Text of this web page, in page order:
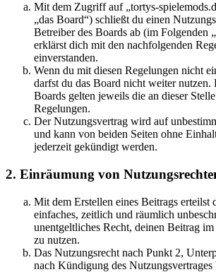
Mit dem Zugriff auf „tortys-
„das Board“) schließt du einen
Betreiber des Boards ab (im Folgenden
erklärst dich mit den nachfolgenden
einverstanden.
Wenn du mit diesen Regelungen nicht
darfst du das Board nicht weiter nutzen.
Boards gelten jeweils die an dieser
Regelungen.
Der Nutzungsvertrag wird auf
und kann von beiden Seiten ohne
jederzeit gekündigt werden.
2. Einräumung von
Mit dem Erstellen eines Beitrags erteilst
einfaches, zeitlich und räumlich
unentgeltliches Recht, deinen Beitrag
zu nutzen.
Das Nutzungsrecht nach Punkt 2,
nach Kündigung des Nutzungsvertrages